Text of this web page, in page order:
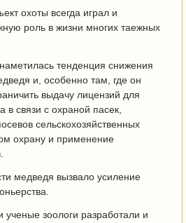
охоты всегда играл и
роль в жизни многих таежных
тенденция снижения
и, особенно там, где он
выдачу лицензий для
в связи с охраной пасек,
сельскохозяйственных
охрану и применение
медведя вызвало усиление
ученые зоологи разработали и